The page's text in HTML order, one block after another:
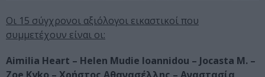
Οι 15 σύγχρονοι αξιόλογοι εικαστικοί που
συμμετέχουν είναι οι:
Aimilia Heart – Helen Mudie Ioannidou – Jocasta M. –